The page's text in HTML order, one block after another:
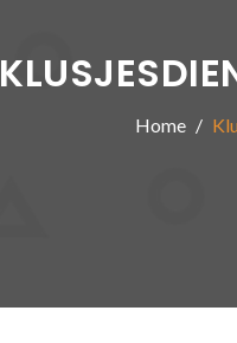
Home